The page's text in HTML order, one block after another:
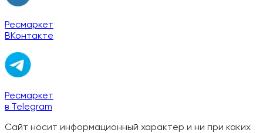
Ресмаркет
ВКонтакте
Ресмаркет
в Telegram
Сайт носит информационный характер и ни при каких